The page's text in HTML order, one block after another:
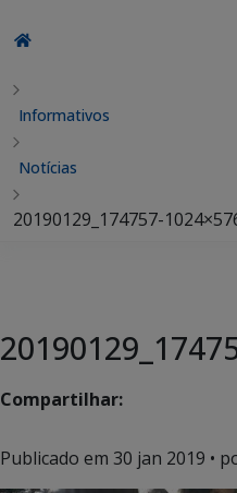
Informativos
Notícias
20190129_174757-
Compartilhar:
Publicado em 30 jan 2019 •